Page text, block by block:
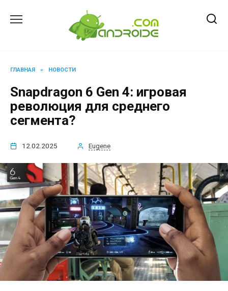
ГЛАВНАЯ » НОВОСТИ
Snapdragon 6 Gen 4: игровая
революция для среднего
сегмента?
12.02.2025 Eugene